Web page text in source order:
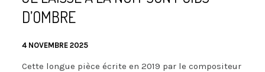
D’OMBRE
4 NOVEMBRE 2025
Cette longue pièce écrite en 2019 par le compositeur